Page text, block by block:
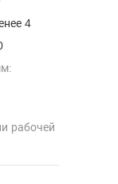
4
рабочей